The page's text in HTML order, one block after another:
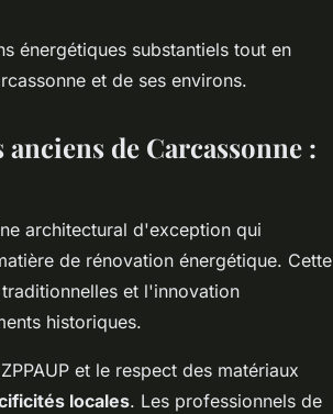
énergétiques substantiels tout en
et de ses environs.
de Carcassonne :
architectural d'exception qui
de rénovation énergétique. Cette
et l'innovation
historiques.
et le respect des matériaux
locales. Les professionnels de